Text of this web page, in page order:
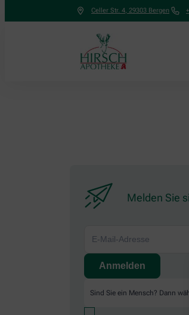
Celler Str. 4, 29303 Bergen
Melden Sie
Sind Sie ein Mensch? Dann